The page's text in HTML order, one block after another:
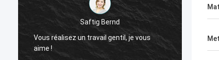
Saftig Bernd
Vous réalisez un travail gentil, je vous
aime !